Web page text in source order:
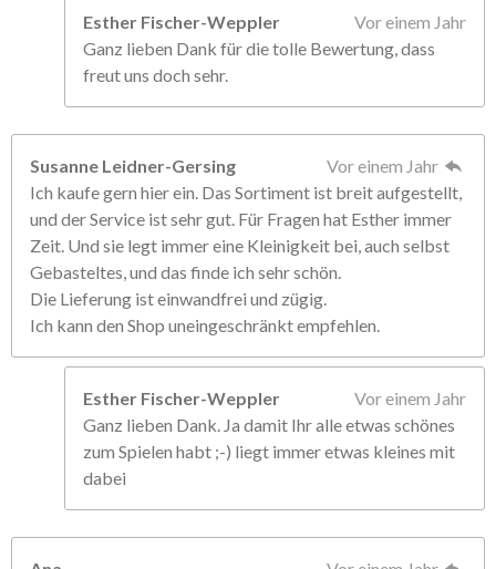
Esther Fischer-Weppler
Vor einem Jahr
Ganz lieben Dank für die tolle Bewertung, dass
freut uns doch sehr.
Susanne Leidner-Gersing
Vor einem Jahr
Ich kaufe gern hier ein. Das Sortiment ist breit aufgestellt,
und der Service ist sehr gut. Für Fragen hat Esther immer
Zeit. Und sie legt immer eine Kleinigkeit bei, auch selbst
Gebasteltes, und das finde ich sehr schön.
Die Lieferung ist einwandfrei und zügig.
Ich kann den Shop uneingeschränkt empfehlen.
Esther Fischer-Weppler
Vor einem Jahr
Ganz lieben Dank. Ja damit Ihr alle etwas schönes
zum Spielen habt ;-) liegt immer etwas kleines mit
dabei